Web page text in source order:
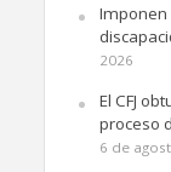
Imponen
2026
El CFJ
proceso
6 de